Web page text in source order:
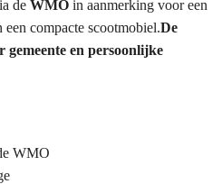
de WMO in aanmerking voor een
compacte scootmobiel.De
en persoonlijke
WMO